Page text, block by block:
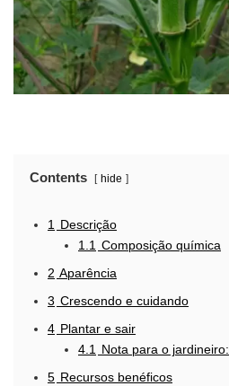
Contents hide
1 Descrição
1.1 Composição química
2 Aparência
3 Crescendo e cuidando
4 Plantar e sair
4.1 Nota para o jardineiro:
5 Recursos benéficos